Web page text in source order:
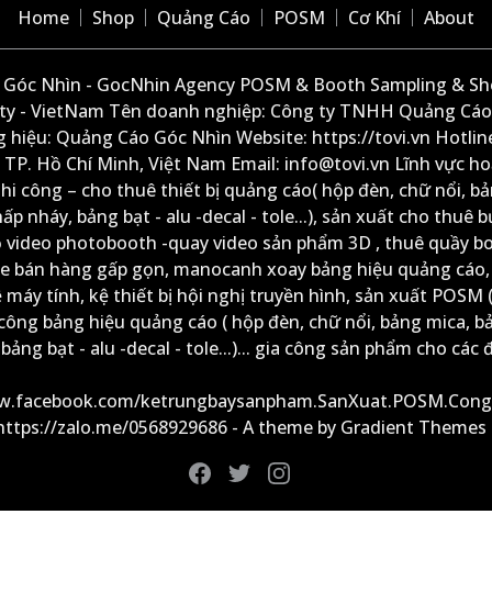
Home Shop Quảng Cáo POSM Cơ Khí About
Nhìn - GocNhin Agency POSM & Booth Sampling &
- VietNam Tên doanh nghiệp: Công ty TNHH Quảng
Quảng Cáo Góc Nhìn Website: https://tovi.vn
Hồ Chí Minh, Việt Nam Email: info@tovi.vn Lĩnh vực
công – cho thuê thiết bị quảng cáo( hộp đèn, chữ nổi,
nháy, bảng bạt - alu -decal - tole...), sản xuất cho thuê
photobooth -quay video sản phẩm 3D , thuê quầy
bán hàng gấp gọn, manocanh xoay bảng hiệu quảng
tính, kệ thiết bị hội nghị truyền hình, sản xuất POSM
bảng hiệu quảng cáo ( hộp đèn, chữ nổi, bảng mica,
bạt - alu -decal - tole...)... gia công sản phẩm cho các
zalo.me/0568929686 - A theme by Gradient